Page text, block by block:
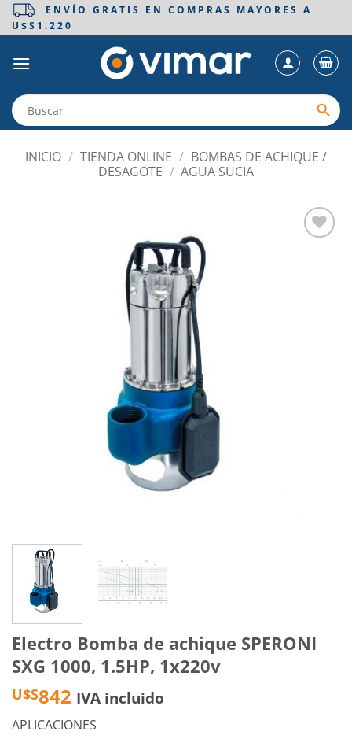
Saltar
ENVÍO GRATIS EN COMPRAS MAYORES A
U$S1.220
INICIO / TIENDA ONLINE / BOMBAS DE ACHIQUE /
DESAGOTE / AGUA SUCIA
Electro Bomba de achique SPERONI
SXG 1000, 1.5HP, 1x220v
U$S842 IVA incluido
APLICACIONES